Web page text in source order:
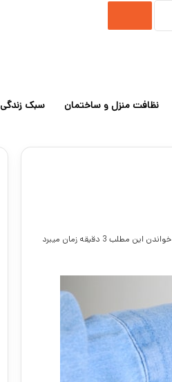
جستجو
نظافت منزل و ساختمان سبک زندگی
خواندن این مطلب 3 دقیقه زمان میبرد